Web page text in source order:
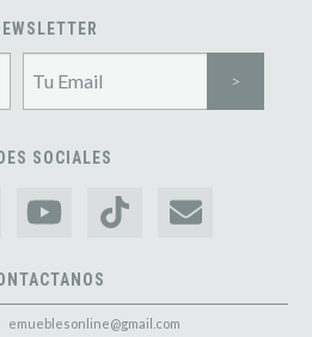
SOCIALES
emueblesonline@gmail.com